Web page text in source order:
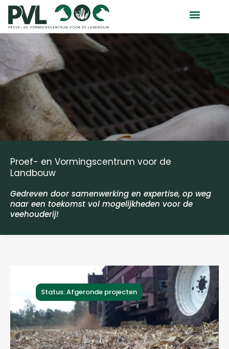
Ga
naar
de
inhoud
Proef- en Vormingscentrum voor de
Landbouw
Gedreven door samenwerking en expertise, op weg
naar een toekomst vol mogelijkheden voor de
veehouderij!
Status: Afgeronde projecten